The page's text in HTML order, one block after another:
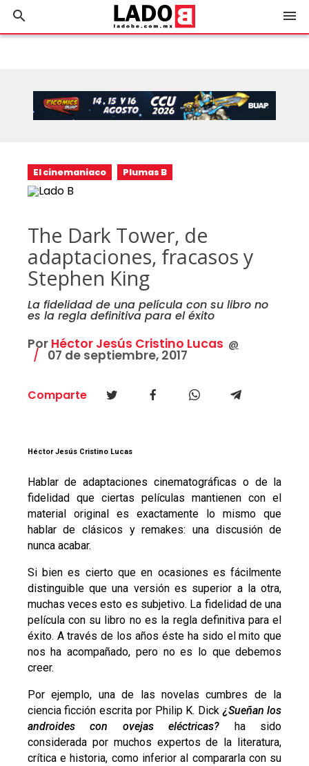
search menu
El cinemaniaco Plumas B
The Dark Tower, de
adaptaciones, fracasos y
Stephen King
La fidelidad de una película con su libro no
es la regla definitiva para el éxito
Por Héctor Jesús Cristino Lucas @
07 de septiembre, 2017
Comparte
Héctor Jesús Cristino Lucas
Hablar de adaptaciones cinematográficas o de la
fidelidad que ciertas películas mantienen con el
material original es exactamente lo mismo que
hablar de clásicos y remakes: una discusión de
nunca acabar.
Si bien es cierto que en ocasiones es fácilmente
distinguible que una versión es superior a la otra,
muchas veces esto es subjetivo. La fidelidad de una
película con su libro no es la regla definitiva para el
éxito. A través de los años éste ha sido el mito que
nos ha acompañado, pero no es lo que debemos
creer.
Por ejemplo, una de las novelas cumbres de la
ciencia ficción escrita por Philip K. Dick¿Sueñan los
androides con ovejas eléctricas? ha sido
considerada por muchos expertos de la literatura,
crítica e historia, como inferior al compararla con su